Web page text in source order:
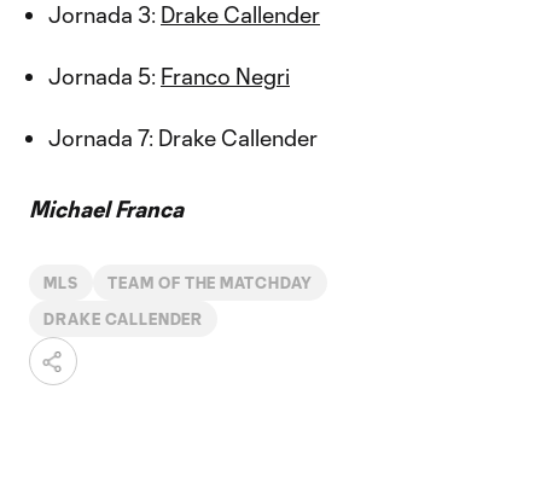
Jornada 3: Drake Callender
Jornada 5: Franco Negri
Jornada 7: Drake Callender
Michael Franca
MLS TEAM OF THE MATCHDAY
DRAKE CALLENDER